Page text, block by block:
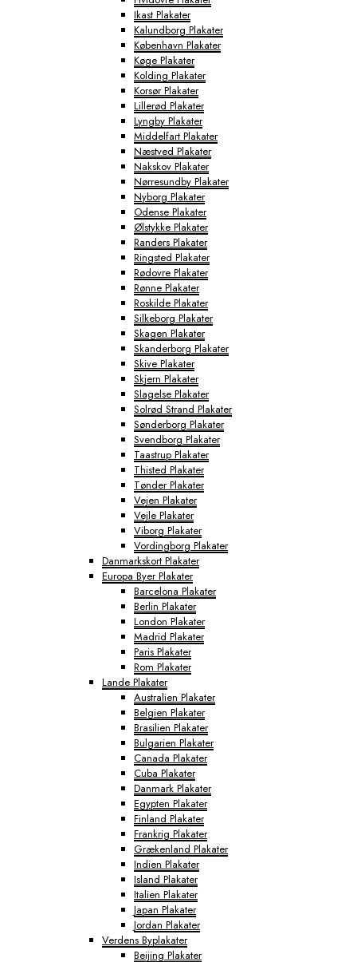
Ikast Plakater
Kalundborg Plakater
København Plakater
Køge Plakater
Kolding Plakater
Korsør Plakater
Lillerød Plakater
Lyngby Plakater
Middelfart Plakater
Næstved Plakater
Nakskov Plakater
Nørresundby Plakater
Nyborg Plakater
Odense Plakater
Ølstykke Plakater
Randers Plakater
Ringsted Plakater
Rødovre Plakater
Rønne Plakater
Roskilde Plakater
Silkeborg Plakater
Skagen Plakater
Skanderborg Plakater
Skive Plakater
Skjern Plakater
Slagelse Plakater
Solrød Strand Plakater
Sønderborg Plakater
Svendborg Plakater
Taastrup Plakater
Thisted Plakater
Tønder Plakater
Vejen Plakater
Vejle Plakater
Viborg Plakater
Vordingborg Plakater
Danmarkskort Plakater
Europa Byer Plakater
Barcelona Plakater
Berlin Plakater
London Plakater
Madrid Plakater
Paris Plakater
Rom Plakater
Lande Plakater
Australien Plakater
Belgien Plakater
Brasilien Plakater
Bulgarien Plakater
Canada Plakater
Cuba Plakater
Danmark Plakater
Egypten Plakater
Finland Plakater
Frankrig Plakater
Grækenland Plakater
Indien Plakater
Island Plakater
Italien Plakater
Japan Plakater
Jordan Plakater
Verdens Byplakater
Beijing Plakater